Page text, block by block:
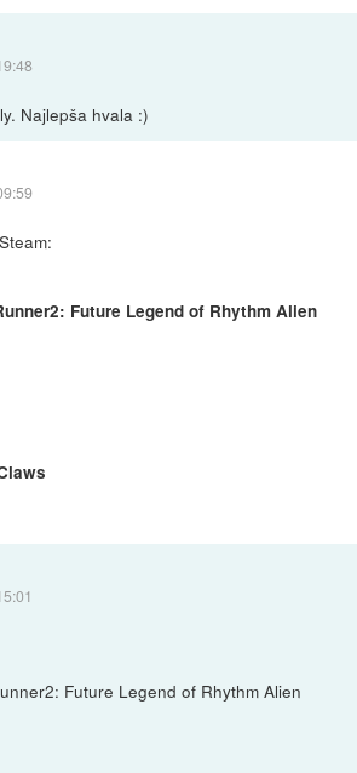
Najlepša hvala :)
Future Legend of Rhythm Alien
Future Legend of Rhythm Alien